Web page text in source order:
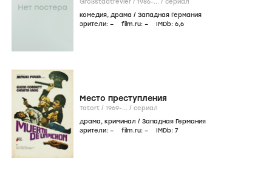
комедия, драма / Западная Германия
зрители: – film.ru: – IMDb: 6,6
Место преступления
Tatort / 1969-... / сериал
драма, криминал / Западная Германия
зрители: – film.ru: – IMDb: 7